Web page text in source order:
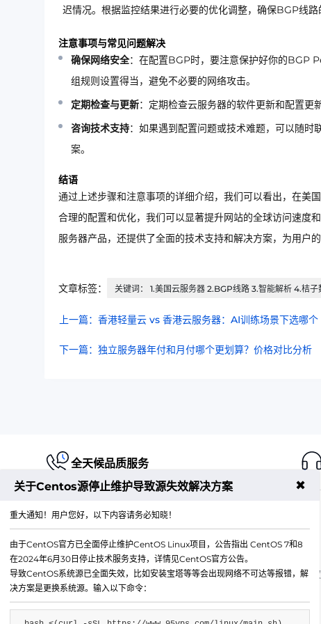
迟情况。根据监控结果进行必要的优化调整，确保BGP线路
注意事项与常见问题解决
确保网络安全：在配置BGP时，要注意保护好你的BGP
组规则设置得当，避免不必要的网络攻击。
定期检查与更新：定期检查云服务器的软件更新和配置更
咨询技术支持：如果遇到配置问题或技术难题，可以随
案。
结语
通过上述步骤和注意事项的详细介绍，我们可以看出，在美
合理的配置和优化，我们可以显著提升网站的全球访问速度
服务器产品，还提供了全面的技术支持和解决方案，为用户
文章标签： 关键词： 1.美国云服务器 2.BGP线路 3.智能解析 4.桔
上一篇：香港轻量云 vs 香港云服务器：AI训练场景下选哪个
下一篇：独立服务器年付和月付哪个更划算？价格对比分析
全天候品质服务
江苏铭联云计算有限公司
Copyright © 2019-2026 All Rights Reserved.铭联科技 版权
所有
电子邮箱：mail@6w.cx
关于Centos源停止维护导致源失效解决方案 ✖
重大通知！用户您好，以下内容请务必知晓！
由于CentOS官方已全面停止维护CentOS Linux项目，公告指出 CentOS 7和8
在2024年6月30日停止技术服务支持，详情见CentOS官方公告。
导致CentOS系统源已全面失效，比如安装宝塔等等会出现网络不可达等报错，解
决方案是更换系统源。输入以下命令：